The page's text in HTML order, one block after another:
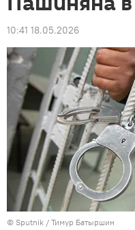
10:41 18.05.2026
© Sputnik / Тимур Батыршин